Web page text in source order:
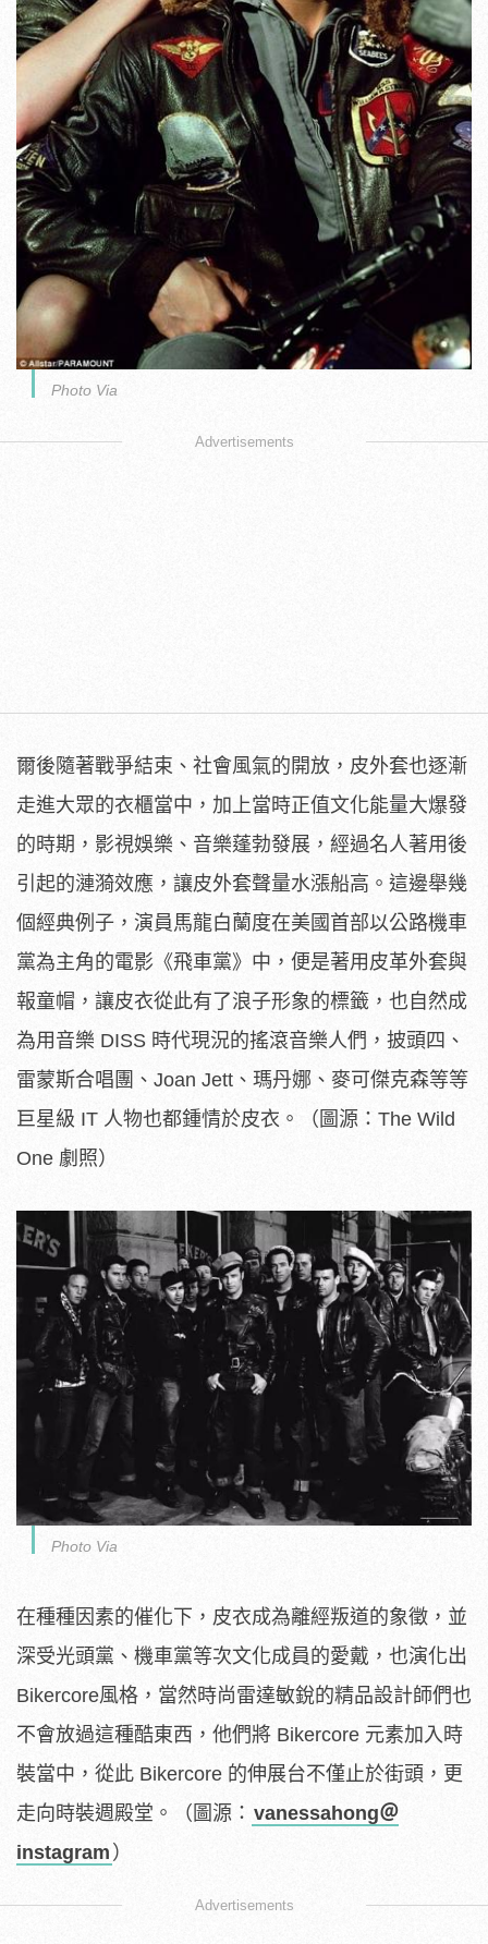
Photo Via
Advertisements
爾後隨著戰爭結束、社會風氣的開放，皮外套也逐漸
走進大眾的衣櫃當中，加上當時正值文化能量大爆發
的時期，影視娛樂、音樂蓬勃發展，經過名人著用後
引起的漣漪效應，讓皮外套聲量水漲船高。這邊舉幾
個經典例子，演員馬龍白蘭度在美國首部以公路機車
黨為主角的電影《飛車黨》中，便是著用皮革外套與
報童帽，讓皮衣從此有了浪子形象的標籤，也自然成
為用音樂 DISS 時代現況的搖滾音樂人們，披頭四、
雷蒙斯合唱團、Joan Jett、瑪丹娜、麥可傑克森等等
巨星級 IT 人物也都鍾情於皮衣。（圖源：The Wild
One 劇照）
Photo Via
在種種因素的催化下，皮衣成為離經叛道的象徵，並
深受光頭黨、機車黨等次文化成員的愛戴，也演化出
Bikercore風格，當然時尚雷達敏銳的精品設計師們也
不會放過這種酷東西，他們將 Bikercore 元素加入時
裝當中，從此 Bikercore 的伸展台不僅止於街頭，更
走向時裝週殿堂。（圖源： vanessahong＠
instagram ）
Advertisements